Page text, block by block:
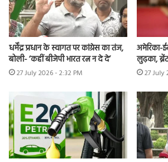
धर्मेंद्र प्रधान के स्वागत पर कांग्रेस का तंज,
बोली- ‘कहीं बीजेपी भारत रत्न न दे दे’
27 July 2026 - 2:32 PM
अमेरिका-
लुढ़का,
27 July